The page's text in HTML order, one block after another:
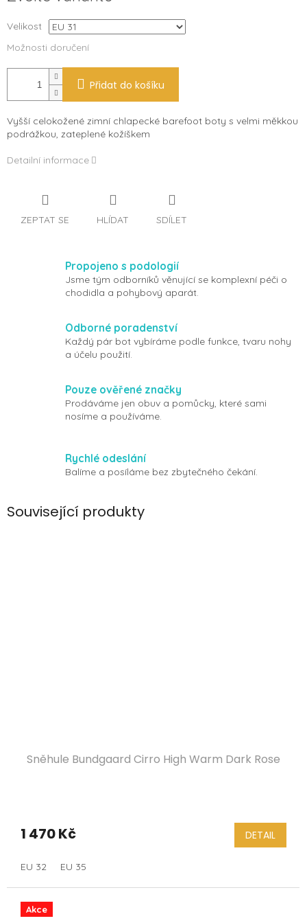
Velikost
Možnosti doručení
Přidat do košíku
Vyšší celokožené zimní chlapecké barefoot boty s velmi měkkou
podrážkou, zateplené kožíškem
Detailní informace
ZEPTAT SE HLÍDAT SDÍLET
Propojeno s podologií
Jsme tým odborníků věnující se komplexní péči o
chodidla a pohybový aparát.
Odborné poradenství
Každý pár bot vybíráme podle funkce, tvaru nohy
a účelu použití.
Pouze ověřené značky
Prodáváme jen obuv a pomůcky, které sami
nosíme a používáme.
Rychlé odeslání
Balíme a posíláme bez zbytečného čekání.
Související produkty
Sněhule Bundgaard Cirro High Warm Dark Rose
1 470 Kč DETAIL
EU 32 EU 35
Akce